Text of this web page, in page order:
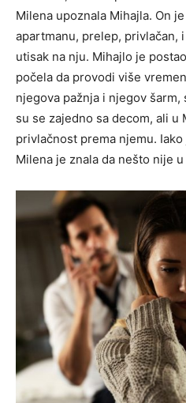
Milena upoznala Mihajla. On
apartmanu, prelep, privlačan,
utisak na nju. Mihajlo je
počela da provodi više
njegova pažnja i njegov
su se zajedno sa decom, ali
privlačnost prema njemu.
Milena je znala da nešto nije